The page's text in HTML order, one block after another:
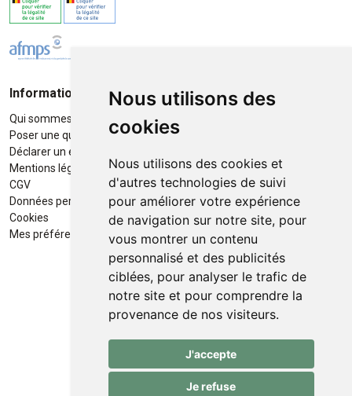
Nous utilisons des
cookies
Nous utilisons des cookies et
d'autres technologies de suivi
pour améliorer votre expérience
de navigation sur notre site, pour
vous montrer un contenu
personnalisé et des publicités
ciblées, pour analyser le trafic de
notre site et pour comprendre la
provenance de nos visiteurs.
J'accepte
Je refuse
Informations
Qui sommes-nous ?
Poser une question
Déclarer un effet indésirable
Mentions légales
CGV
Données personnelles
Cookies
Mes préférences Cookies
Moyens de paiement
Retrait / Livraison
Retrait à la pharmacie en Click
Livraison cyclo-urbaines à Liège
avec :
Service professionnel et
écologique de livraisons rapides
et fiables.